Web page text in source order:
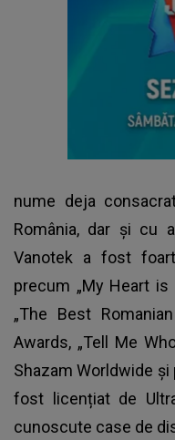
nume deja
România, dar și cu
Vanotek a fost
precum „My Heart
„The Best
Awards, „Tell Me
Shazam Worldwide și
fost licențiat de
cunoscute case de